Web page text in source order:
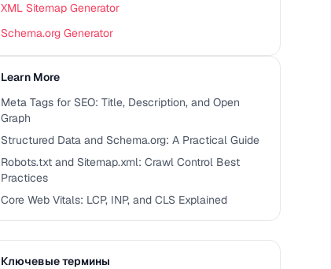
XML Sitemap Generator
Schema.org Generator
Learn More
Meta Tags for SEO: Title, Description, and Open
Graph
Structured Data and Schema.org: A Practical Guide
Robots.txt and Sitemap.xml: Crawl Control Best
Practices
Core Web Vitals: LCP, INP, and CLS Explained
Ключевые термины